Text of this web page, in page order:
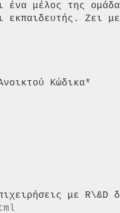
ένα μέλος της
Ζει
Κώδικα*